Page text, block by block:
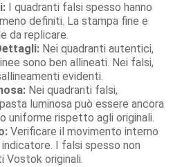
I quadranti falsi spesso hanno
definiti. La stampa fine e
da replicare.
Nei quadranti autentici,
sono ben allineati. Nei falsi,
evidenti.
Nei quadranti falsi,
luminosa può essere ancora
uniforme rispetto agli originali.
Verificare il movimento interno
I falsi spesso non
Vostok originali.